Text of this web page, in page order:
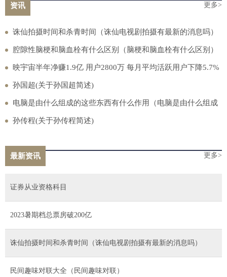
资讯 更多>
诛仙拍摄时间和杀青时间（诛仙电视剧拍摄有最新的消息吗）
腔隙性脑梗和脑血栓有什么区别（脑梗和脑血栓有什么区别）
映宇宙半年净赚1.9亿 用户2800万 每月平均活跃用户下降5.7%
孙国超(关于孙国超简述)
电脑是由什么组成的这些东西有什么作用（电脑是由什么组成
的）
孙传程(关于孙传程简述)
最新资讯 更多>
证券从业资格科目
2023暑期档总票房破200亿
诛仙拍摄时间和杀青时间（诛仙电视剧拍摄有最新的消息吗）
民间趣味对联大全（民间趣味对联）